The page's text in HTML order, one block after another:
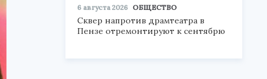
6 августа 2026 ОБЩЕСТВО
Сквер напротив драмтеатра в
Пензе отремонтируют к сентябрю